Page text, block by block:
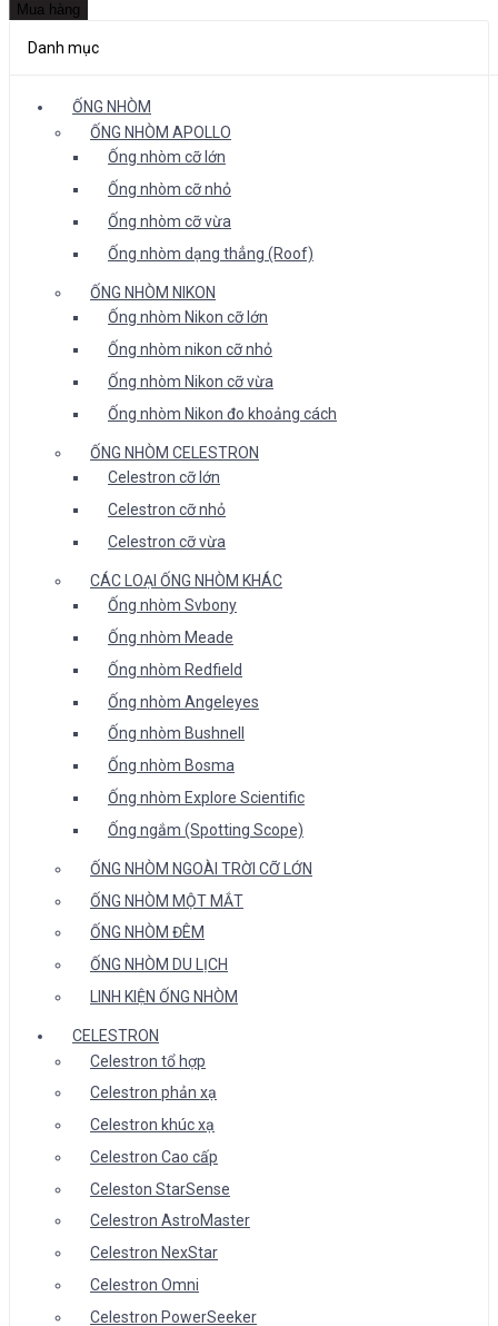
Mua hàng
Danh mục
ỐNG NHÒM
ỐNG NHÒM APOLLO
Ống nhòm cỡ lớn
Ống nhòm cỡ nhỏ
Ống nhòm cỡ vừa
Ống nhòm dạng thẳng (Roof)
ỐNG NHÒM NIKON
Ống nhòm Nikon cỡ lớn
Ống nhòm nikon cỡ nhỏ
Ống nhòm Nikon cỡ vừa
Ống nhòm Nikon đo khoảng cách
ỐNG NHÒM CELESTRON
Celestron cỡ lớn
Celestron cỡ nhỏ
Celestron cỡ vừa
CÁC LOẠI ỐNG NHÒM KHÁC
Ống nhòm Svbony
Ống nhòm Meade
Ống nhòm Redfield
Ống nhòm Angeleyes
Ống nhòm Bushnell
Ống nhòm Bosma
Ống nhòm Explore Scientific
Ống ngắm (Spotting Scope)
ỐNG NHÒM NGOÀI TRỜI CỠ LỚN
ỐNG NHÒM MỘT MẮT
ỐNG NHÒM ĐÊM
ỐNG NHÒM DU LỊCH
LINH KIỆN ỐNG NHÒM
CELESTRON
Celestron tổ hợp
Celestron phản xạ
Celestron khúc xạ
Celestron Cao cấp
Celeston StarSense
Celestron AstroMaster
Celestron NexStar
Celestron Omni
Celestron PowerSeeker